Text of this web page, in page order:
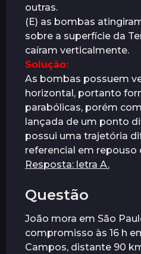
outras.
(E) as bombas
sobre a superfície da
caíram verticalmente.
Solução:
As bombas possuem
horizontal, portanto
parabólicas, porém
lançada de um ponto
possui uma trajetória
referencial em repouso
Resposta: letra A.
Questão
João mora em São
compromisso às 16 h
Campos, distante 90